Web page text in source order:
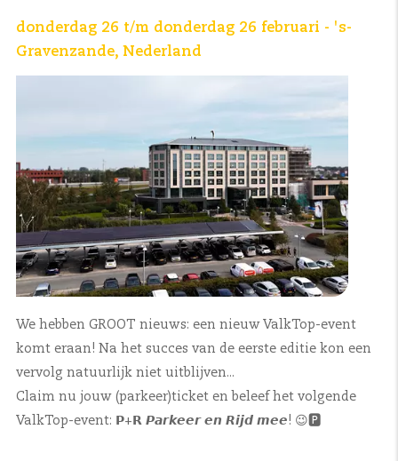
donderdag 26 t/m donderdag 26 februari - 's-
Gravenzande, Nederland
We hebben GROOT nieuws: een nieuw ValkTop-event
komt eraan! Na het succes van de eerste editie kon een
vervolg natuurlijk niet uitblijven...
Claim nu jouw (parkeer)ticket en beleef het volgende
ValkTop-event: 𝗣+𝗥 𝙋𝙖𝙧𝙠𝙚𝙚𝙧 𝙚𝙣 𝙍𝙞𝙟𝙙 𝙢𝙚𝙚! 😉🅿️